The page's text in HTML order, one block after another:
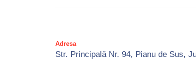
Adresa
Str. Principală Nr. 94, Pianu de Sus,